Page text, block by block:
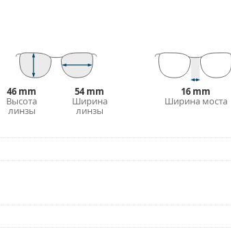
дизайн футляра могут отличаться.
и ухода за очками. Некоторые модели
стилей, или ознакомьтесь с нашим
инструкцию.
46 mm
Высота
линзы
54 mm
Ширина
линзы
16 mm
Ширина моста